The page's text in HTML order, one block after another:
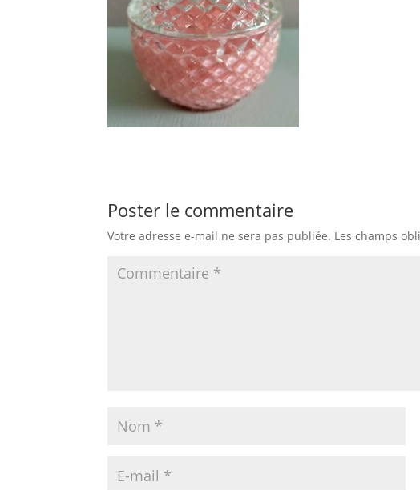
Poster le commentaire
Votre adresse e-mail ne sera pas publiée. Les champs